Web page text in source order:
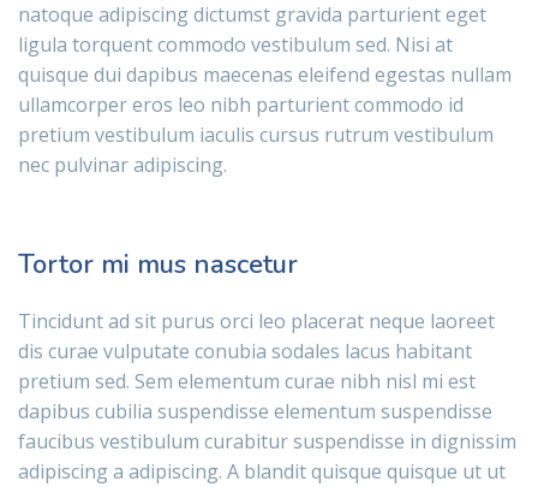
natoque adipiscing dictumst gravida parturient eget
ligula torquent commodo vestibulum sed. Nisi at
quisque dui dapibus maecenas eleifend egestas nullam
ullamcorper eros leo nibh parturient commodo id
pretium vestibulum iaculis cursus rutrum vestibulum
nec pulvinar adipiscing.
Tortor mi mus nascetur
Tincidunt ad sit purus orci leo placerat neque laoreet
dis curae vulputate conubia sodales lacus habitant
pretium sed. Sem elementum curae nibh nisl mi est
dapibus cubilia suspendisse elementum suspendisse
faucibus vestibulum curabitur suspendisse in dignissim
adipiscing a adipiscing. A blandit quisque quisque ut ut